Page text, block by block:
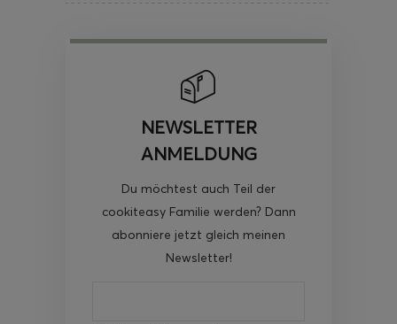
NEWSLETTER
ANMELDUNG
Du möchtest auch Teil der
cookiteasy Familie werden? Dann
abonniere jetzt gleich meinen
Newsletter!